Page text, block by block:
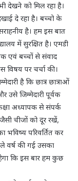
देखने को मिल रहा है।
दे रहा है। बच्चो के
है। हम इस बात
में सुरक्षित है। एमडी
एवं बच्चों से संवाद
पर चर्चा की।
है कि छात्र छात्राओं
जिम्मेदारी पूर्वक
अध्यापक से संपर्क
चीजों को दूर रखें,
परिवर्तित कर
वर्ष की गई उसका
कि इस बार हम कुछ